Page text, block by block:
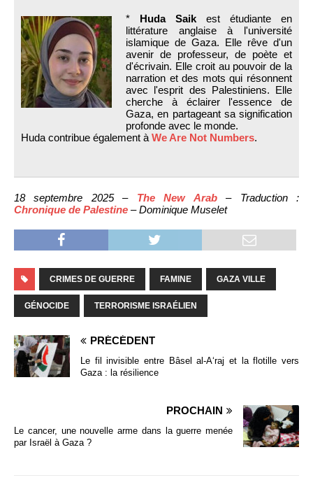
* Huda Saik est étudiante en
littérature anglaise à l'université
islamique de Gaza. Elle rêve d'un
avenir de professeur, de poète et
d'écrivain. Elle croit au pouvoir de la
narration et des mots qui résonnent
avec l'esprit des Palestiniens. Elle
cherche à éclairer l'essence de
Gaza, en partageant sa signification
profonde avec le monde.
Huda contribue également à We Are Not Numbers.
18 septembre 2025 – The New Arab– Traduction :
Chronique de Palestine – Dominique Muselet
CRIMES DE GUERRE FAMINE GAZA VILLE
GÉNOCIDE TERRORISME ISRAÉLIEN
PRÉCÉDENT
Le fil invisible entre Bâsel al-A‘raj et la flotille vers
Gaza : la résilience
PROCHAIN
Le cancer, une nouvelle arme dans la guerre menée
par Israël à Gaza ?